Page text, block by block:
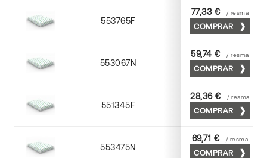
553765F 65 x 90
77,33 € / resma
COMPRAR
553067N 65 x 90
59,74 € / resma
COMPRAR
551345F 45 x 64
28,36 € / resma
COMPRAR
553475N 75 x 53
69,71 € / resma
COMPRAR